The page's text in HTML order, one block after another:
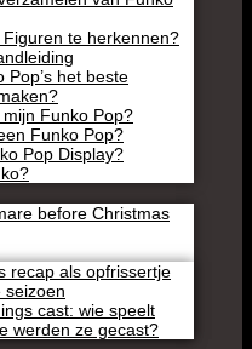
te herkennen?
Pop’s het beste
Funko Pop?
Funko Pop?
Pop Display?
before Christmas
recap als opfrissertje
seizoen
cast: wie speelt
werden ze gecast?